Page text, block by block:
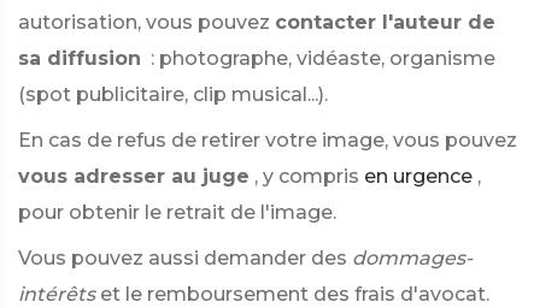
autorisation, vous pouvez contacter l'auteur de
sa diffusion : photographe, vidéaste, organisme
(spot publicitaire, clip musical...).
En cas de refus de retirer votre image, vous pouvez
vous adresser au juge , y compris en urgence ,
pour obtenir le retrait de l'image.
Vous pouvez aussi demander des dommages-
intérêts et le remboursement des frais d'avocat.